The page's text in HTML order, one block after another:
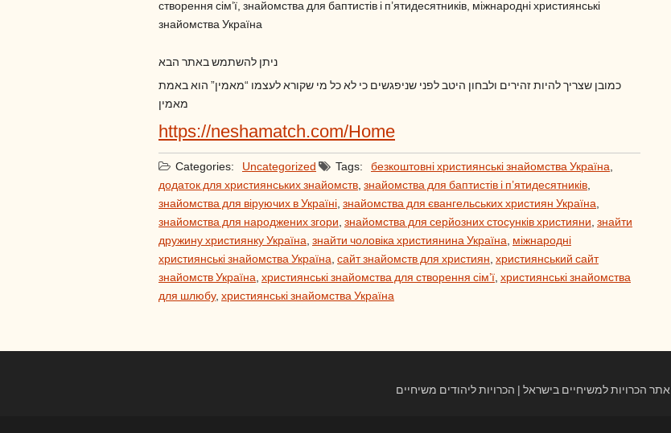
створення сім’ї, знайомства для баптистів і п’ятидесятників, міжнародні християнські
знайомства Україна
ניתן להשתמש באתר הבא
כמובן שצריך להיות זהירים ולבחון היטב לפני שניפגשים כי לא כל מי שקורא לעצמו “מאמין” הוא באמת
מאמין
https://neshamatch.com/Home
Categories: Uncategorized Tags: безкоштовні християнські знайомства Україна,
додаток для християнських знайомств, знайомства для баптистів і п’ятидесятників,
знайомства для віруючих в Україні, знайомства для євангельських християн Україна,
знайомства для народжених згори, знайомства для серйозних стосунків християни, знайти
дружину християнку Україна, знайти чоловіка християнина Україна, міжнародні
християнські знайомства Україна, сайт знайомств для християн, християнський сайт
знайомств Україна, християнські знайомства для створення сім’ї, християнські знайомства
для шлюбу, християнські знайомства Україна
אתר הכרויות למשיחיים בישראל | הכרויות ליהודים משיחיים